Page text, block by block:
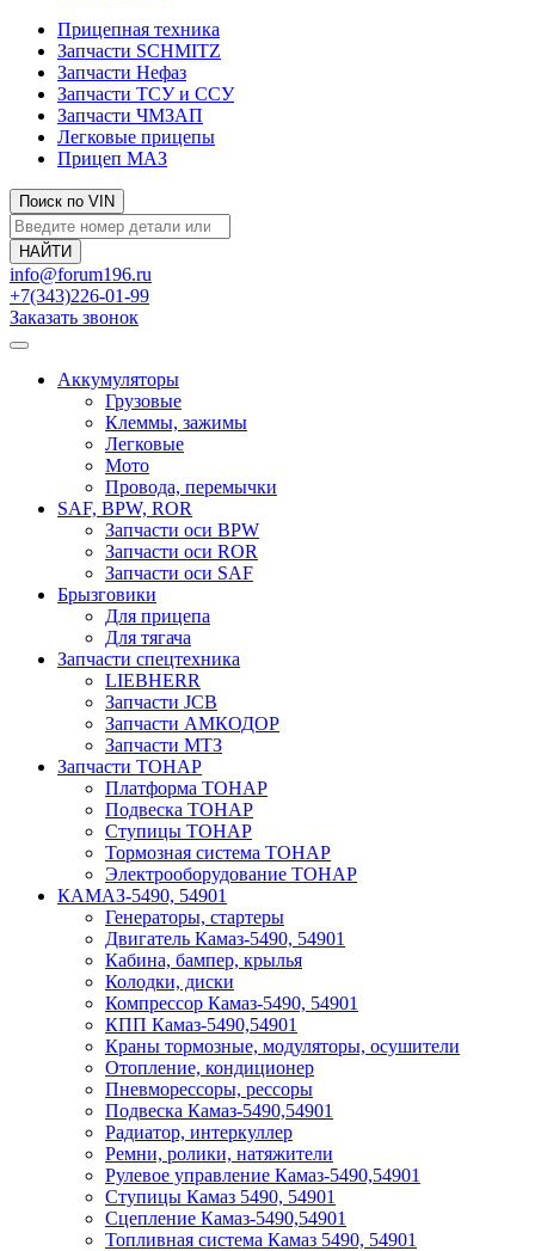
Прицепная техника
Запчасти SCHMITZ
Запчасти Нефаз
Запчасти ТСУ и ССУ
Запчасти ЧМЗАП
Легковые прицепы
Прицеп МАЗ
Поиск по VIN
info@forum196.ru
+7(343)226-01-99
Заказать звонок
Аккумуляторы
Грузовые
Клеммы, зажимы
Легковые
Мото
Провода, перемычки
SAF, BPW, ROR
Запчасти оси BPW
Запчасти оси ROR
Запчасти оси SAF
Брызговики
Для прицепа
Для тягача
Запчасти спецтехника
LIEBHERR
Запчасти JCB
Запчасти АМКОДОР
Запчасти МТЗ
Запчасти ТОНАР
Платформа ТОНАР
Подвеска ТОНАР
Ступицы ТОНАР
Тормозная система ТОНАР
Электрооборудование ТОНАР
КАМАЗ-5490, 54901
Генераторы, стартеры
Двигатель Камаз-5490, 54901
Кабина, бампер, крылья
Колодки, диски
Компрессор Камаз-5490, 54901
КПП Камаз-5490,54901
Краны тормозные, модуляторы, осушители
Отопление, кондиционер
Пневморессоры, рессоры
Подвеска Камаз-5490,54901
Радиатор, интеркуллер
Ремни, ролики, натяжители
Рулевое управление Камаз-5490,54901
Ступицы Камаз 5490, 54901
Сцепление Камаз-5490,54901
Топливная система Камаз 5490, 54901